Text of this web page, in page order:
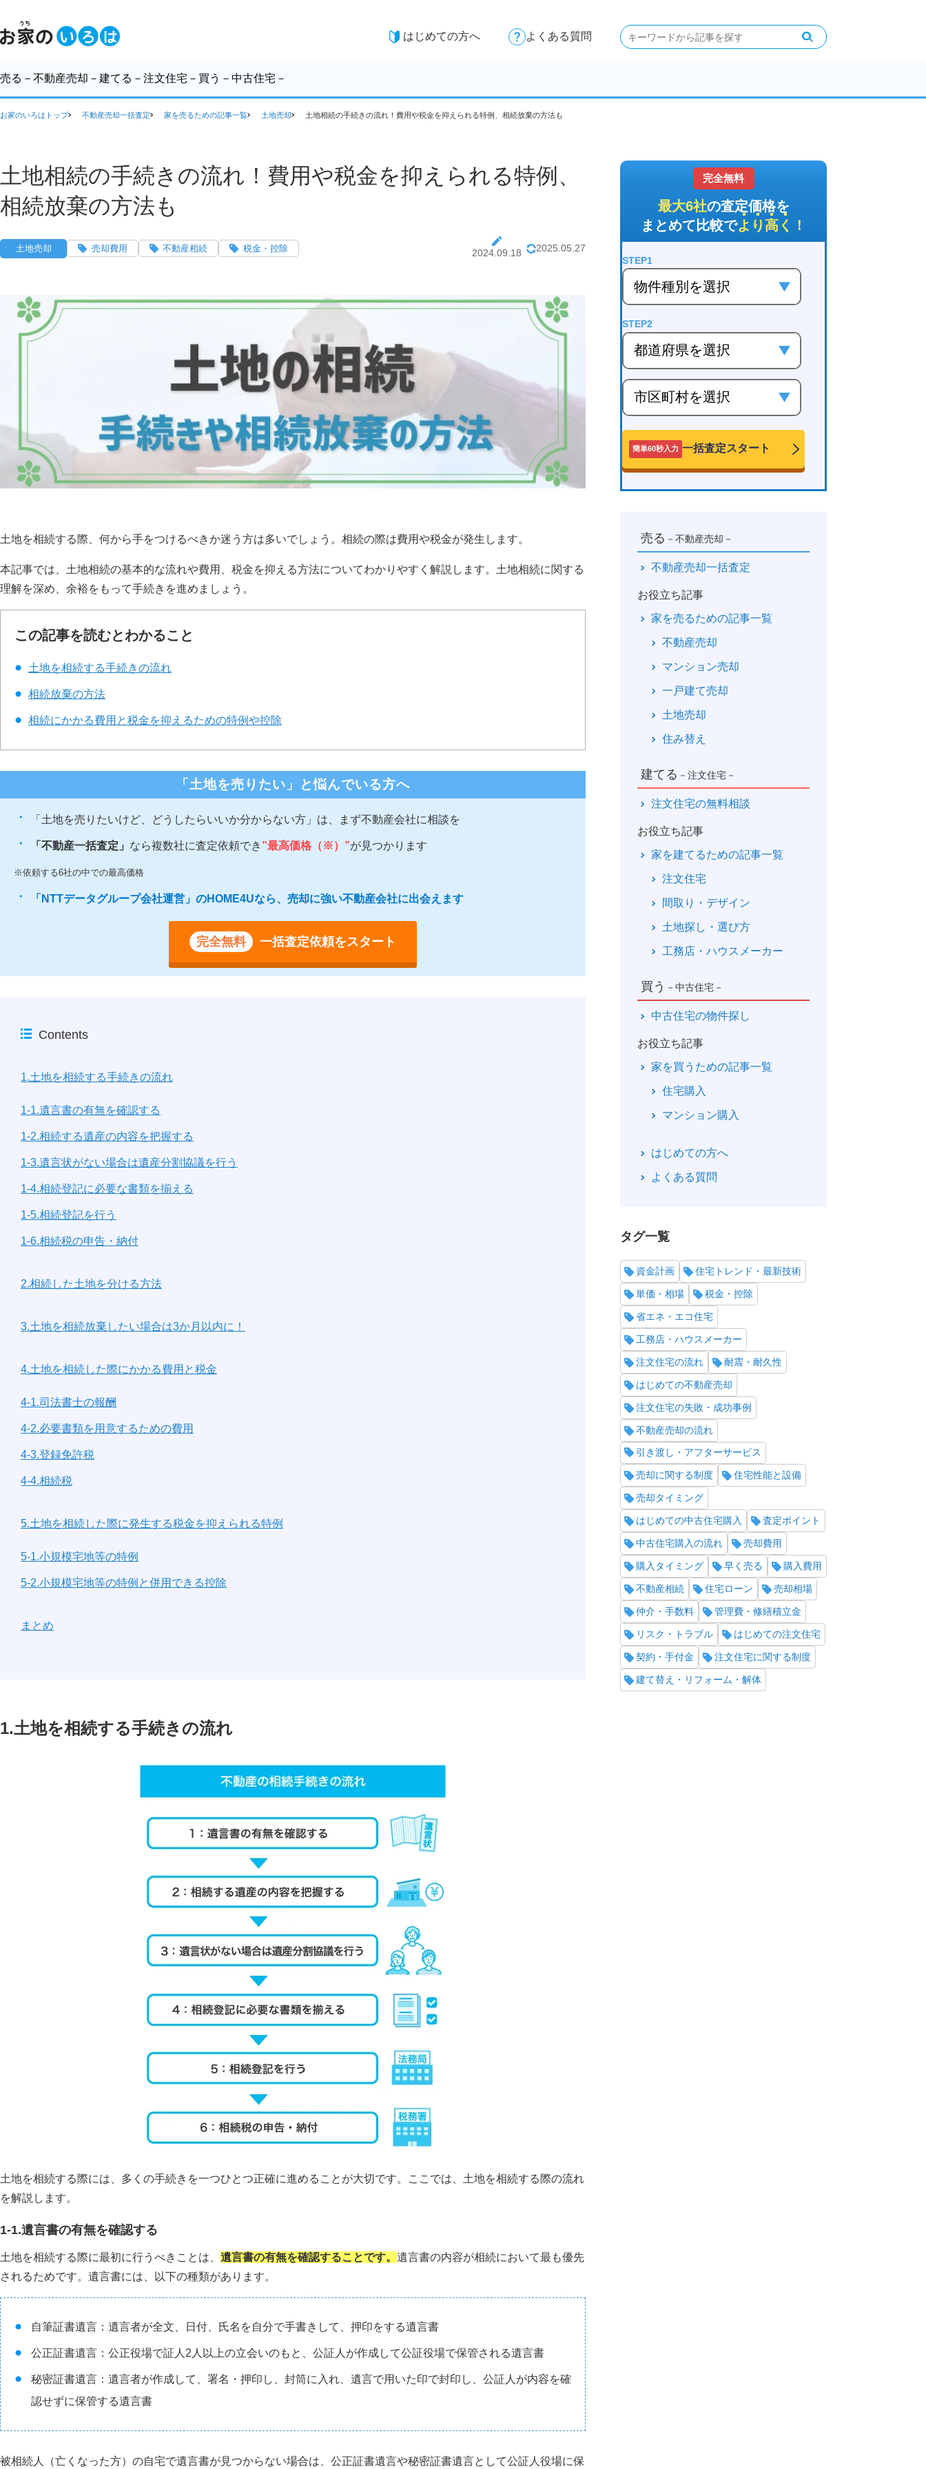
はじめての方へ よくある質問
売る －不動産売却－ 建てる －注文住宅－ 買う －中古住宅－
お家のいろはトップ 不動産売却一括査定 家を売るための記事一覧 土地売却 土地相続の手続きの流れ！費用や税金を抑えられる特例、相続放棄の方法も
土地相続の手続きの流れ！費用や税金を抑えられる特例、
相続放棄の方法も
土地売却 売却費用 不動産相続 税金・控除 2024.09.18 2025.05.27
土地を相続する際、何から手をつけるべきか迷う方は多いでしょう。相続の際は費用や税金が発生します。
本記事では、土地相続の基本的な流れや費用、税金を抑える方法についてわかりやすく解説します。土地相続に関する
理解を深め、余裕をもって手続きを進めましょう。
この記事を読むとわかること
土地を相続する手続きの流れ
相続放棄の方法
相続にかかる費用と税金を抑えるための特例や控除
「土地を売りたい」と悩んでいる方へ
「土地を売りたいけど、どうしたらいいか分からない方」は、まず不動産会社に相談を
「不動産一括査定」 なら複数社に査定依頼でき ”最高価格（※）”が見つかります
※依頼する6社の中での最高価格
「NTTデータグループ会社運営」のHOME4Uなら、売却に強い不動産会社に出会えます
完全無料 一括査定依頼をスタート
Contents
1.土地を相続する手続きの流れ
1-1.遺言書の有無を確認する
1-2.相続する遺産の内容を把握する
1-3.遺言状がない場合は遺産分割協議を行う
1-4.相続登記に必要な書類を揃える
1-5.相続登記を行う
1-6.相続税の申告・納付
2.相続した土地を分ける方法
3.土地を相続放棄したい場合は3か月以内に！
4.土地を相続した際にかかる費用と税金
4-1.司法書士の報酬
4-2.必要書類を用意するための費用
4-3.登録免許税
4-4.相続税
5.土地を相続した際に発生する税金を抑えられる特例
5-1.小規模宅地等の特例
5-2.小規模宅地等の特例と併用できる控除
まとめ
1.土地を相続する手続きの流れ
土地を相続する際には、多くの手続きを一つひとつ正確に進めることが大切です。ここでは、土地を相続する際の流れ
を解説します。
1-1.遺言書の有無を確認する
土地を相続する際に最初に行うべきことは、 遺言書の有無を確認することです。 遺言書の内容が相続において最も優先
されるためです。遺言書には、以下の種類があります。
自筆証書遺言：遺言者が全文、日付、氏名を自分で手書きして、押印をする遺言書
公正証書遺言：公正役場で証人2人以上の立会いのもと、公証人が作成して公証役場で保管される遺言書
秘密証書遺言：遺言者が作成して、署名・押印し、封筒に入れ、遺言で用いた印で封印し、公証人が内容を確
認せずに保管する遺言書
被相続人（亡くなった方）の自宅で遺言書が見つからない場合は、公正証書遺言や秘密証書遺言として公証人役場に保
完全無料
最大6社の査定価格を
まとめて比較でより高く ！
簡単60秒入力 一括査定スタート
売る －不動産売却－
不動産売却一括査定
お役立ち記事
家を売るための記事一覧
不動産売却
マンション売却
一戸建て売却
土地売却
住み替え
建てる －注文住宅－
注文住宅の無料相談
お役立ち記事
家を建てるための記事一覧
注文住宅
間取り・デザイン
土地探し・選び方
工務店・ハウスメーカー
買う －中古住宅－
中古住宅の物件探し
お役立ち記事
家を買うための記事一覧
住宅購入
マンション購入
はじめての方へ
よくある質問
タグ一覧
資金計画 住宅トレンド・最新技術
単価・相場 税金・控除
省エネ・エコ住宅
工務店・ハウスメーカー
注文住宅の流れ 耐震・耐久性
はじめての不動産売却
注文住宅の失敗・成功事例
不動産売却の流れ
引き渡し・アフターサービス
売却に関する制度 住宅性能と設備
売却タイミング
はじめての中古住宅購入 査定ポイント
中古住宅購入の流れ 売却費用
購入タイミング 早く売る 購入費用
不動産相続 住宅ローン 売却相場
仲介・手数料 管理費・修繕積立金
リスク・トラブル はじめての注文住宅
契約・手付金 注文住宅に関する制度
建て替え・リフォーム・解体